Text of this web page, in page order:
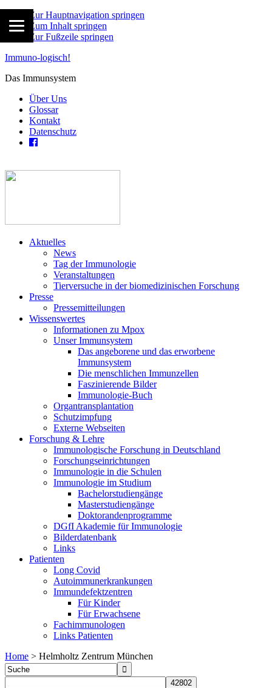
Zur Hauptnavigation springen
Zum Inhalt springen
Zur Fußzeile springen
Immuno-logisch!
Das Immunsystem
Über Uns
Glossar
Kontakt
Datenschutz
Aktuelles
News
Tag der Immunologie
Veranstaltungen
Tierversuche in der biomedizinischen Forschung
Presse
Pressemitteilungen
Wissenswertes
Informationen zu Mpox
Unser Immunsystem
Das angeborene und das erworbene
Immunsystem
Die menschlichen Immunzellen
Faszinierende Bilder
Immunologie-Buch
Organtransplantation
Schutzimpfung
Externe Webseiten
Forschung & Lehre
Immunologische Forschung in Deutschland
Forschungseinrichtungen
Immunologie in die Schulen
Immunologie im Studium
Bachelorstudiengänge
Masterstudiengänge
Doktorandenprogramme
DGfI Akademie für Immunologie
Bilderdatenbank
Links
Patienten
Long Covid
Autoimmunerkrankungen
Immundefektzentren
Für Kinder
Für Erwachsene
Fachimmunologen
Links Patienten
Home > Helmholtz Zentrum München